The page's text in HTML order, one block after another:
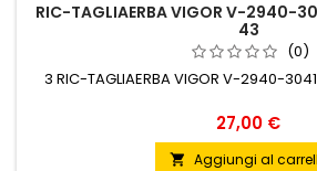
RIC-TAGLIAERBA VIGOR V-2940-
43
(0)
3 RIC-TAGLIAERBA VIGOR V-2940-
Prezzo
27,00 €
 Aggiungi al